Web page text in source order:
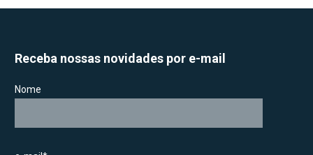
Receba nossas novidades por e-mail
Nome